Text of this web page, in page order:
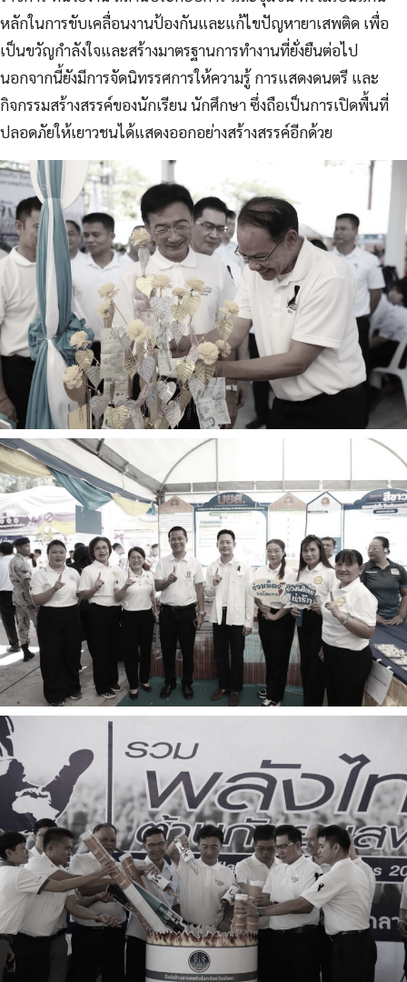
หลักในการขับเคลื่อนงานป้องกันและแก้ไขปัญหายาเสพติด เพื่อ
เป็นขวัญกำลังใจและสร้างมาตรฐานการทำงานที่ยั่งยืนต่อไป
นอกจากนี้ยังมีการจัดนิทรรศการให้ความรู้ การแสดงดนตรี และ
กิจกรรมสร้างสรรค์ของนักเรียน นักศึกษา ซึ่งถือเป็นการเปิดพื้นที่
ปลอดภัยให้เยาวชนได้แสดงออกอย่างสร้างสรรค์อีกด้วย